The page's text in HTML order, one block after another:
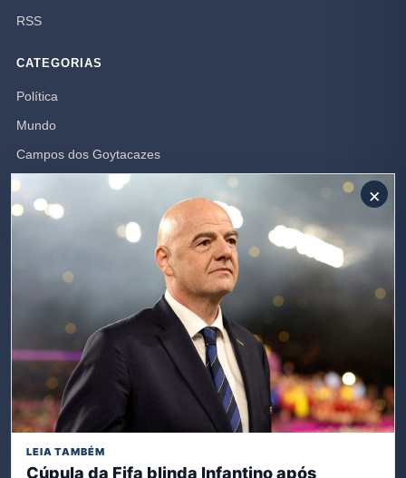
RSS
CATEGORIAS
Política
Mundo
Campos dos Goytacazes
Brasil
Opinião
Rio de Janeiro
Receba nossas publicações
×
LEIA TAMBÉM
Cúpula da Fifa blinda Infantino após